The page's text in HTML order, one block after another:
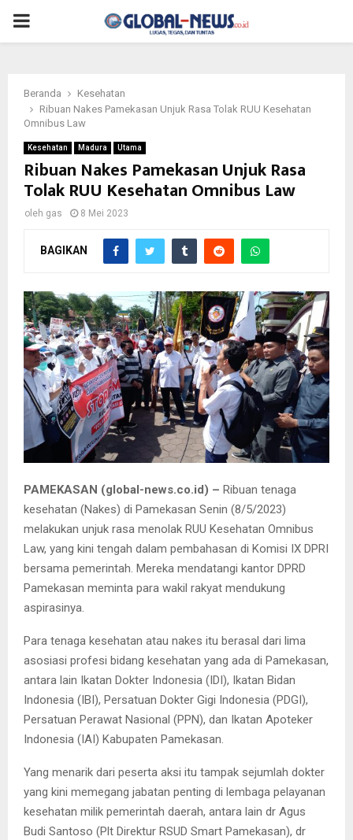
PRIMARY
Beranda
Kesehatan
Ribuan Nakes Pamekasan Unjuk Rasa Tolak RUU Kesehatan
Omnibus Law
Kesehatan Madura Utama
Ribuan Nakes Pamekasan Unjuk Rasa
Tolak RUU Kesehatan Omnibus Law
oleh gas 8 Mei 2023
BAGIKAN
PAMEKASAN (global-news.co.id) – Ribuan tenaga
kesehatan (Nakes) di Pamekasan Senin (8/5/2023)
melakukan unjuk rasa menolak RUU Kesehatan Omnibus
Law, yang kini tengah dalam pembahasan di Komisi IX DPRI
bersama pemerintah. Mereka mendatangi kantor DPRD
Pamekasan meminta para wakil rakyat mendukung
aspirasinya.
Para tenaga kesehatan atau nakes itu berasal dari lima
asosiasi profesi bidang kesehatan yang ada di Pamekasan,
antara lain Ikatan Dokter Indonesia (IDI), Ikatan Bidan
Indonesia (IBI), Persatuan Dokter Gigi Indonesia (PDGI),
Persatuan Perawat Nasional (PPN), dan Ikatan Apoteker
Indonesia (IAI) Kabupaten Pamekasan.
Yang menarik dari peserta aksi itu tampak sejumlah dokter
yang kini memegang jabatan penting di lembaga pelayanan
kesehatan milik pemerintah daerah, antara lain dr Agus
Budi Santoso (Plt Direktur RSUD Smart Pamekasan), dr